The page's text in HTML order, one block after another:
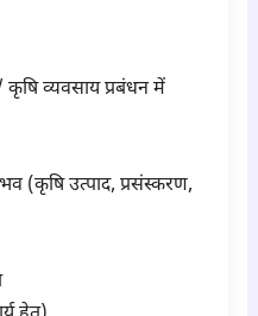
व्यवसाय प्रबंधन में
(कृषि उत्पाद, प्रसंस्करण,